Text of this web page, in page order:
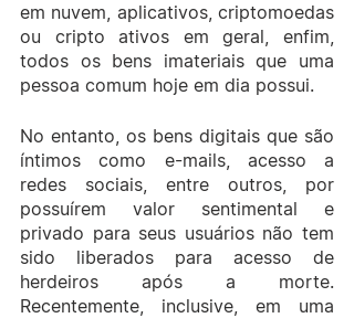
em nuvem, aplicativos, criptomoedas
ou cripto ativos em geral, enfim,
todos os bens imateriais que uma
pessoa comum hoje em dia possui.
No entanto, os bens digitais que são
íntimos como e-mails, acesso a
redes sociais, entre outros, por
possuírem valor sentimental e
privado para seus usuários não tem
sido liberados para acesso de
herdeiros após a morte.
Recentemente, inclusive, em uma